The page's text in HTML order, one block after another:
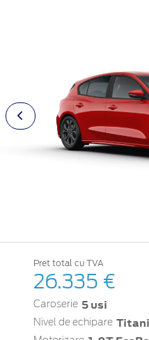
Pret total cu TVA
26.335 €
Caroserie 5 usi
Nivel de echipare